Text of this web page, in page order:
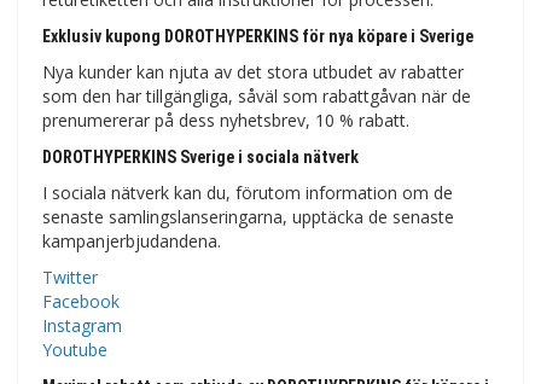
Exklusiv kupong DOROTHYPERKINS för nya köpare i Sverige
Nya kunder kan njuta av det stora utbudet av rabatter
som den har tillgängliga, såväl som rabattgåvan när de
prenumererar på dess nyhetsbrev, 10 % rabatt.
DOROTHYPERKINS Sverige i sociala nätverk
I sociala nätverk kan du, förutom information om de
senaste samlingslanseringarna, upptäcka de senaste
kampanjerbjudandena.
Twitter
Facebook
Instagram
Youtube